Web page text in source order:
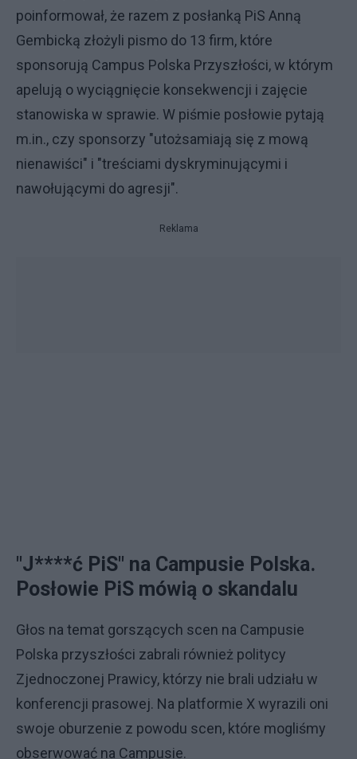
poinformował, że razem z posłanką PiS Anną
Gembicką złożyli pismo do 13 firm, które
sponsorują Campus Polska Przyszłości, w którym
apelują o wyciągnięcie konsekwencji i zajęcie
stanowiska w sprawie. W piśmie posłowie pytają
m.in., czy sponsorzy "utożsamiają się z mową
nienawiści" i "treściami dyskryminującymi i
nawołującymi do agresji".
Reklama
"J****ć PiS" na Campusie Polska.
Posłowie PiS mówią o skandalu
Głos na temat gorszących scen na Campusie
Polska przyszłości zabrali również politycy
Zjednoczonej Prawicy, którzy nie brali udziału w
konferencji prasowej. Na platformie X wyrazili oni
swoje oburzenie z powodu scen, które mogliśmy
obserwować na Campusie.